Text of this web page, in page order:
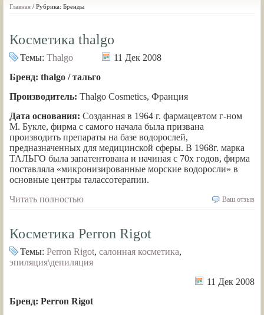
Главная / Рубрика: Бренды
Косметика thalgo
Темы: Thalgo
11 Дек 2008
Бренд: thalgo / тальго
Производитель: Thalgo Cosmetics, Франция
Дата основания: Созданная в 1964 г. фармацевтом г-ном
М. Букле, фирма с самого начала была призвана
производить препараты на базе водорослей,
предназначенных для медицинской сферы. В 1968г. марка
ТАЛЬГО была запатентована и начиная с 70х годов, фирма
поставляла «микронизированные морские водоросли» в
основные центры талассотерапии.
Читать полностью
Ваш отзыв
Косметика Perron Rigot
Темы: Perron Rigot, салонная косметика,
эпиляция\депиляция
11 Дек 2008
Бренд: Perron Rigot